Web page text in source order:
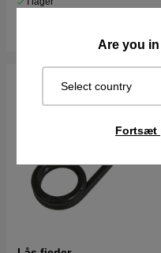
Are you
Select country
Fortsæt